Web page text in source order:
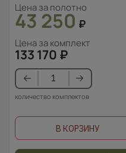
Цена за полотно
43 250 ₽
Цена за комплект
133 170 ₽
количество комплектов
В КОРЗИНУ